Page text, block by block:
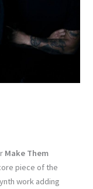
Make Them
piece of the
work adding